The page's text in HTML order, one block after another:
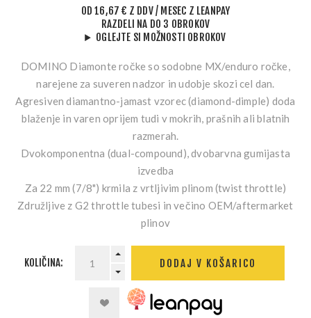
OD 16,67 € Z DDV/ MESEC Z LEANPAY
RAZDELI NA DO 3 OBROKOV
OGLEJTE SI MOŽNOSTI OBROKOV
DOMINO Diamonte ročke so sodobne MX/enduro ročke,
narejene za suveren nadzor in udobje skozi cel dan.
Agresiven diamantno-jamast vzorec (diamond-dimple) doda
blaženje in varen oprijem tudi v mokrih, prašnih ali blatnih
razmerah.
Dvokomponentna (dual-compound), dvobarvna gumijasta
izvedba
Za 22 mm (7/8") krmila z vrtljivim plinom (twist throttle)
Združljive z G2 throttle tubesi in večino OEM/aftermarket
plinov
KOLIČINA: DODAJ V KOŠARICO